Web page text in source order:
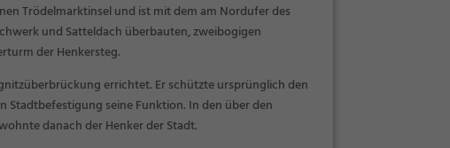
Trödelmarktinsel und ist mit dem am Nordufer des
und Satteldach überbauten, zweibogigen
der Henkersteg.
errichtet. Er schützte ursprünglich den
Stadtbefestigung seine Funktion. In den über den
danach der Henker der Stadt.